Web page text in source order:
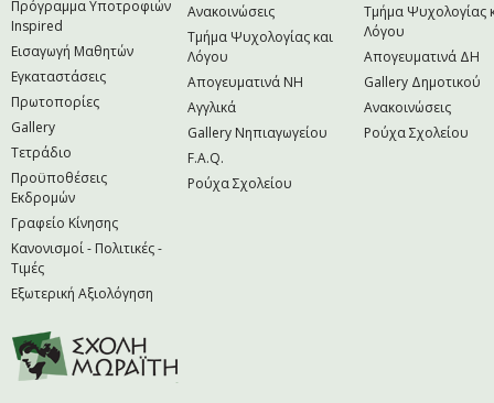
Πρόγραμμα Υποτροφιών
Inspired
Εισαγωγή Μαθητών
Εγκαταστάσεις
Πρωτοπορίες
Gallery
Τετράδιο
Προϋποθέσεις
Εκδρομών
Γραφείο Κίνησης
Κανονισμοί - Πολιτικές -
Τιμές
Εξωτερική Αξιολόγηση
Ανακοινώσεις
Τμήμα Ψυχολογίας και
Λόγου
Απογευματινά NH
Αγγλικά
Gallery Νηπιαγωγείου
F.A.Q.
Ρούχα Σχολείου
Τμήμα Ψυχολογίας
Λόγου
Απογευματινά ΔΗ
Gallery Δημοτικού
Ανακοινώσεις
Ρούχα Σχολείου